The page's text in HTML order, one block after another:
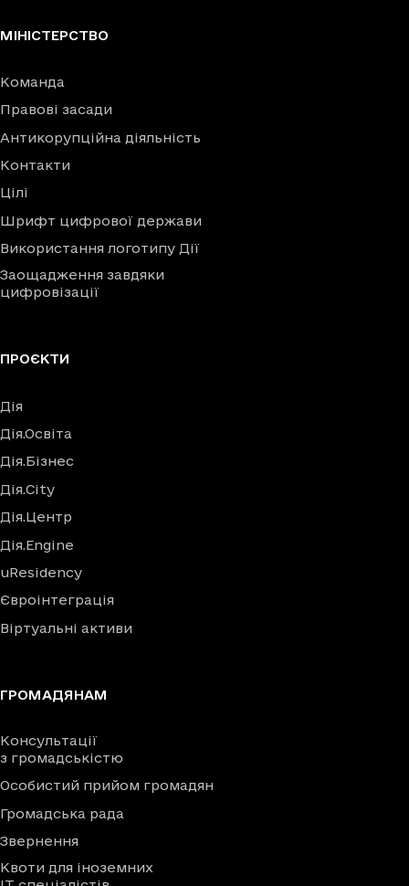
МІНІСТЕРСТВО
Команда
Правові засади
Антикорупційна діяльність
Контакти
Цілі
Шрифт цифрової держави
Використання логотипу Дії
Заощадження завдяки
цифровізації
ПРОЄКТИ
Дія
Дія.Освіта
Дія.Бізнес
Дія.City
Дія.Центр
Дія.Engine
uResidency
Євроінтеграція
Віртуальні активи
ГРОМАДЯНАМ
Консультації
з громадськістю
Особистий прийом громадян
Громадська рада
Звернення
Квоти для іноземних